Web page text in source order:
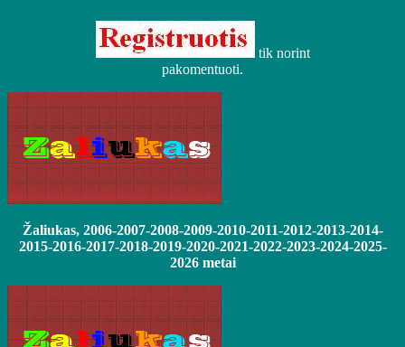
tik norint
pakomentuoti.
Žaliukas, 2006-2007-2008-2009-2010-2011-2012-2013-2014-
2015-2016-2017-2018-2019-2020-2021-2022-2023-2024-2025-
2026 metai